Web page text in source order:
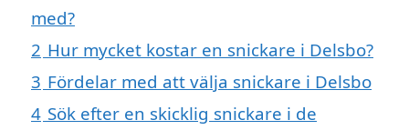
med?
2 Hur mycket kostar en snickare i Delsbo?
3 Fördelar med att välja snickare i Delsbo
4 Sök efter en skicklig snickare i de